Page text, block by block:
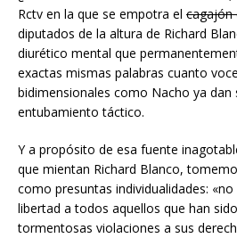
Rctv en la que se empotra el cagajón
diputados de la altura de Richard
diurético mental que
exactas mismas palabras cuanto
bidimensionales como Nacho ya dan
entubamiento táctico.
Y a propósito de esa fuente
que mientan Richard Blanco,
como presuntas individualidades:
libertad a todos aquellos que han
tormentosas violaciones a sus